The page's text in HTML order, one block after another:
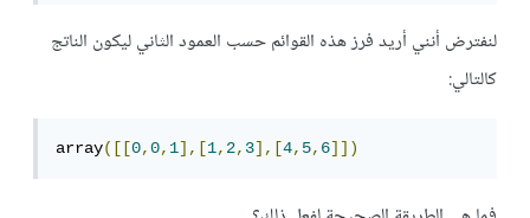
لنفترض أنني أريد فرز هذه القوائم حسب العمود الثاني ليكون الناتج
كالتالي:
array([[0,0,1],[1,2,3],[4,5,6]])